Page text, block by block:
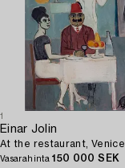
1
Einar Jolin
At the restaurant, Venice.
Vasarahinta150 000 SEK